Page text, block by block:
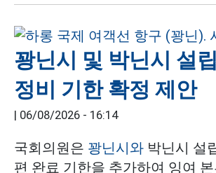
꽝닌시 및 박닌시 설
정비 기한 확정 제안
| 06/08/2026 - 16:14
국회의원은 꽝닌시와 박닌시 설
편 완료 기한을 추가하여 잉여